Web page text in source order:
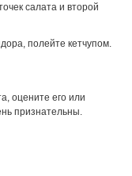
салата и второй
полейте кетчупом.
оцените его или
признательны.